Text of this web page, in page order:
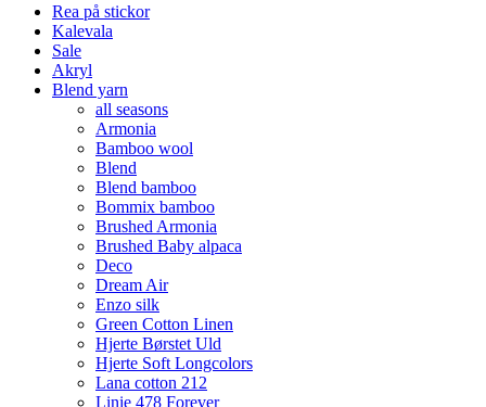
Rea på stickor
Kalevala
Sale
Akryl
Blend yarn
all seasons
Armonia
Bamboo wool
Blend
Blend bamboo
Bommix bamboo
Brushed Armonia
Brushed Baby alpaca
Deco
Dream Air
Enzo silk
Green Cotton Linen
Hjerte Børstet Uld
Hjerte Soft Longcolors
Lana cotton 212
Linie 478 Forever